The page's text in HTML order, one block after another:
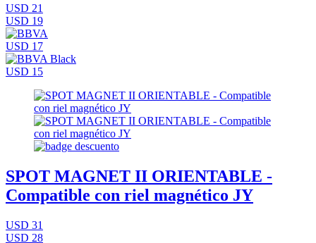
USD 21
USD 19
USD 17
USD 15
SPOT MAGNET II ORIENTABLE -
Compatible con riel magnético JY
USD 31
USD 28